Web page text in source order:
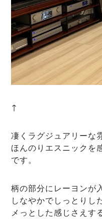
↑
凄くラグジュアリーな
ほんのりエスニックを
です。
柄の部分にレーヨンが
しなやかでしっとりし
メっとした感じさえす